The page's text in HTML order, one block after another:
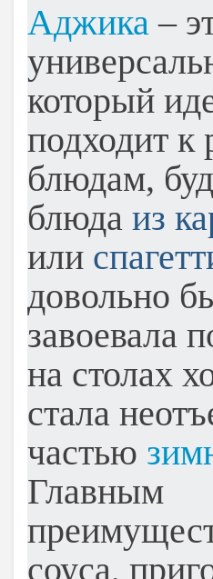
Аджика –
который
подходит к
блюдам,
блюда из
или
довольно
завоевала
на столах
стала
частью
Главным
соуса,